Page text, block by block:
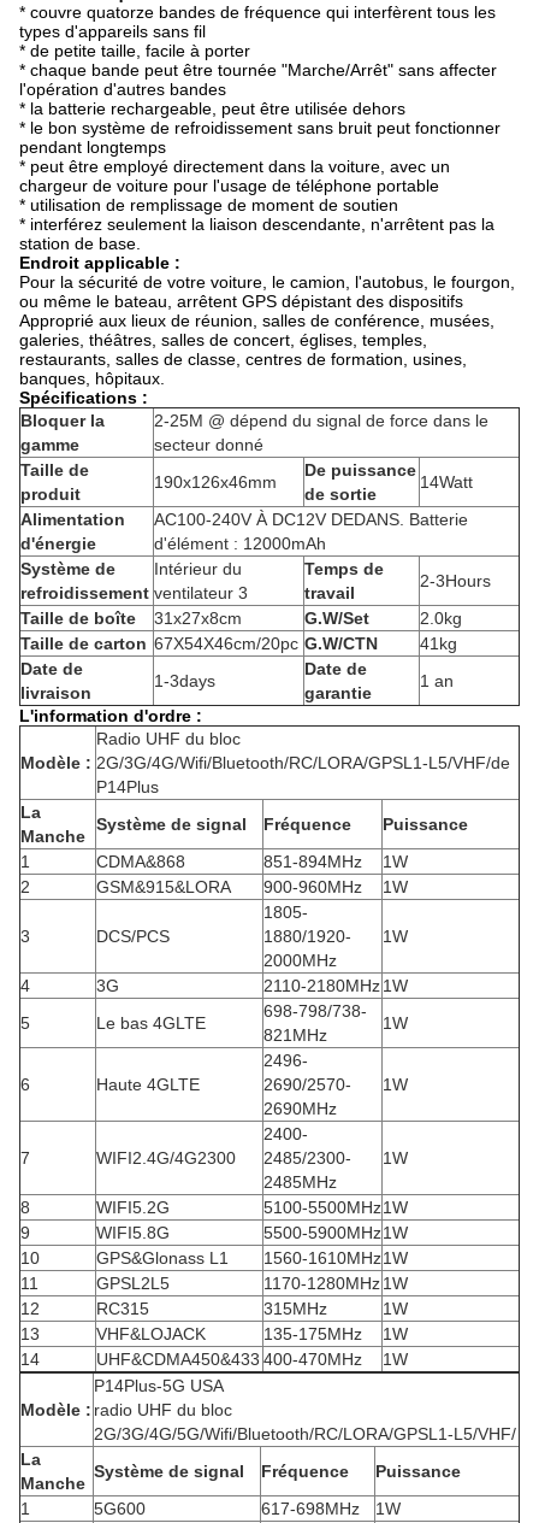
* couvre quatorze bandes de fréquence qui interfèrent tous les
types d'appareils sans fil
* de petite taille, facile à porter
* chaque bande peut être tournée "Marche/Arrêt" sans affecter
l'opération d'autres bandes
* la batterie rechargeable, peut être utilisée dehors
* le bon système de refroidissement sans bruit peut fonctionner
pendant longtemps
* peut être employé directement dans la voiture, avec un
chargeur de voiture pour l'usage de téléphone portable
* utilisation de remplissage de moment de soutien
* interférez seulement la liaison descendante, n'arrêtent pas la
station de base.
Endroit applicable :
Pour la sécurité de votre voiture, le camion, l'autobus, le fourgon,
ou même le bateau, arrêtent GPS dépistant des dispositifs
Approprié aux lieux de réunion, salles de conférence, musées,
galeries, théâtres, salles de concert, églises, temples,
restaurants, salles de classe, centres de formation, usines,
banques, hôpitaux.
Spécifications :
Bloquer la
gamme
2-25M @ dépend du signal de force dans le
secteur donné
Taille de
produit
190x126x46mm
De puissance
de sortie
14Watt
Alimentation
d'énergie
AC100-240V À DC12V DEDANS. Batterie
d'élément : 12000mAh
Système de
refroidissement
Intérieur du
ventilateur 3
Temps de
travail
2-3Hours
Taille de boîte
31x27x8cm G.W/Set
2.0kg
Taille de carton 67X54X46cm/20pc G.W/CTN
41kg
Date de
livraison
1-3days
Date de
garantie
1 an
L'information d'ordre :
Modèle :
Radio UHF du bloc
2G/3G/4G/Wifi/Bluetooth/RC/LORA/GPSL1-L5/VHF/de
P14Plus
La
Manche
Système de signal Fréquence
Puissance
1
CDMA&868 851-894MHz
1W
2
GSM&915&LORA 900-960MHz 1W
3 DCS/PCS
1805-
1880/1920-
2000MHz
1W
4 3G 2110-2180MHz1W
5
Le bas 4GLTE
698-798/738-
821MHz
1W
6 Haute 4GLTE
2496-
2690/2570-
2690MHz
1W
7 WIFI2.4G/4G2300
2400-
2485/2300-
2485MHz
1W
8 WIFI5.2G 5100-5500MHz1W
9
WIFI5.8G 5500-5900MHz1W
10
GPS&Glonass L1 1560-1610MHz1W
11
GPSL2L5 1170-1280MHz1W
12
RC315 315MHz
1W
13
VHF&LOJACK 135-175MHz
1W
14
UHF&CDMA450&433 400-470MHz 1W
Modèle :
P14Plus-5G USA
radio UHF du bloc
2G/3G/4G/5G/Wifi/Bluetooth/RC/LORA/GPSL1-L5/VHF/
La
Manche
Système de signal Fréquence
Puissance
1
5G600 617-698MHz
1W